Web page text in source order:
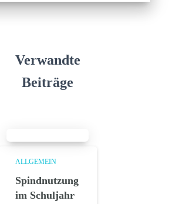
Verwandte
Beiträge
ALLGEMEIN
Spindnutzung
im Schuljahr